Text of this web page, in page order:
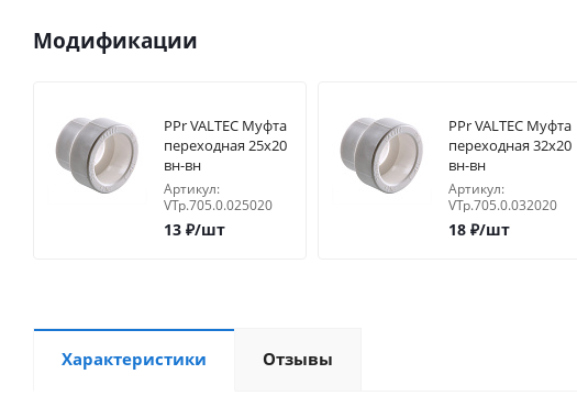
Модификации
PPr VALTEC Муфта
переходная 25х20
вн-вн
Артикул:
VTp.705.0.025020
13 ₽/шт
PPr VALTEC Муфта
переходная 32х20
вн-вн
Артикул:
VTp.705.0.032020
18₽/шт
Характеристики Отзывы